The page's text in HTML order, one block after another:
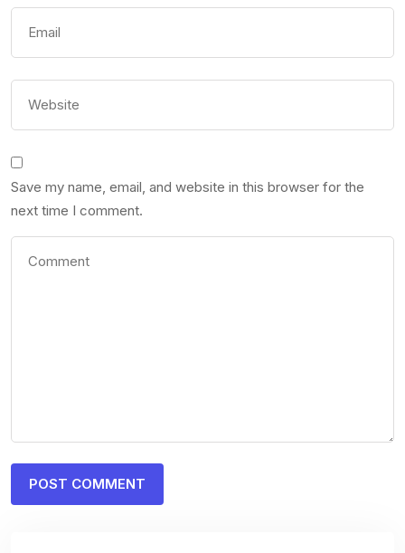
Save my name, email, and website in this browser for the
next time I comment.